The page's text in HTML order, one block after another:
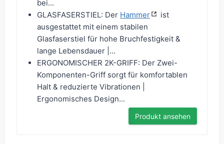
bei...
GLASFASERSTIEL: Der Hammer
ist
ausgestattet mit einem stabilen
Glasfaserstiel für hohe Bruchfestigkeit &
lange Lebensdauer |...
ERGONOMISCHER 2K-GRIFF: Der Zwei-
Komponenten-Griff sorgt für komfortablen
Halt & reduzierte Vibrationen |
Ergonomisches Design...
Produkt ansehen